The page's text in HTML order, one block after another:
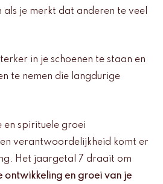
als je merkt dat anderen te veel
in je schoenen te staan en
te nemen die langdurige
en spirituele groei
verantwoordelijkheid komt er
Het jaargetal 7 draait om
ontwikkeling en groei van je